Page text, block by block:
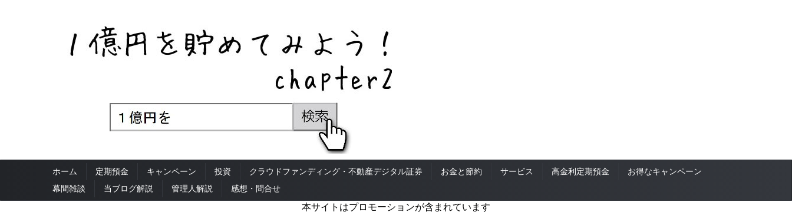
ホーム 定期預金 キャンペーン 投資 クラウドファンディング・不動産デジタル証券 お金と節約 サービス 高金利定期預金
お得なキャンペーン
幕間雑談
当ブログ解説 管理人解説 感想・問合せ
本サイトはプロモーションが含まれています